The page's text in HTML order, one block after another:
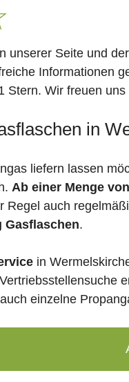
unserer Seite und
Informationen
Stern. Wir freuen
in
liefern lassen
Ab einer Menge
Regel auch
Gasflaschen.
in
einzelne